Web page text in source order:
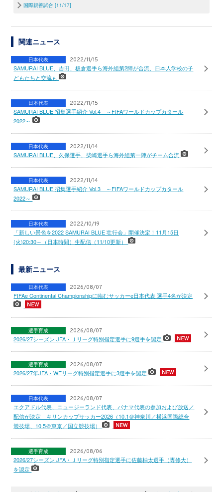
国際親善試合 [11/17]
関連ニュース
日本代表 2022/11/15
SAMURAI BLUE、吉田、板倉選手ら海外組第2陣が合流、日本人学校の子
どもたちと交流も
日本代表 2022/11/15
SAMURAI BLUE 招集選手紹介 Vol.4 ～FIFAワールドカップカタール
2022～
日本代表 2022/11/14
SAMURAI BLUE、久保選手、柴崎選手ら海外組第一陣がチーム合流
日本代表 2022/11/14
SAMURAI BLUE 招集選手紹介 Vol.3 ～FIFAワールドカップカタール
2022～
日本代表 2022/10/19
「新しい景色を2022 SAMURAI BLUE 壮行会」開催決定！11月15日
(火)20:30～（日本時間）生配信（11/10更新）
最新ニュース
日本代表 2026/08/07
FIFAe Continental Championshipに臨むサッカーe日本代表 選手4名が決定
選手育成 2026/08/07
2026/27シーズン JFA・Ｊリーグ特別指定選手に9選手を認定
選手育成 2026/08/07
2026/27年JFA・WEリーグ特別指定選手に3選手を認定
日本代表 2026/08/07
エクアドル代表、ニュージーランド代表、パナマ代表の参加および放送／
配信が決定 キリンカップサッカー2026（10.1＠神奈川／横浜国際総合
競技場、10.5＠東京／国立競技場）
選手育成 2026/08/06
2026/27シーズン JFA・Ｊリーグ特別指定選手に佐藤柚太選手（専修大）
を認定